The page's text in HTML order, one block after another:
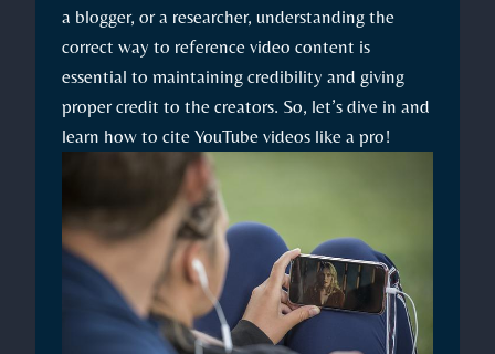
a blogger, or a researcher, understanding the
correct way to reference video content is
essential to maintaining credibility and giving
proper credit to the creators. So, let’s dive in and
learn how to cite YouTube videos like a pro!